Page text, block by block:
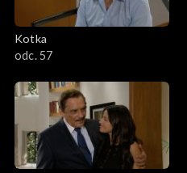
Kotka
odc. 57